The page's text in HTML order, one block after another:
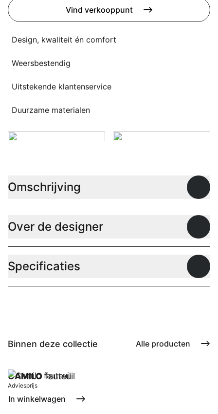
Flagship stores
Contact
Werken bij
Vind verkooppunt
Design, kwaliteit én comfort
Weersbestendig
Uitstekende klantenservice
Duurzame materialen
Omschrijving
Over de designer
Specificaties
Binnen deze collectie Alle producten
CAMILOfauteuil
Adviesprijs
In winkelwagen